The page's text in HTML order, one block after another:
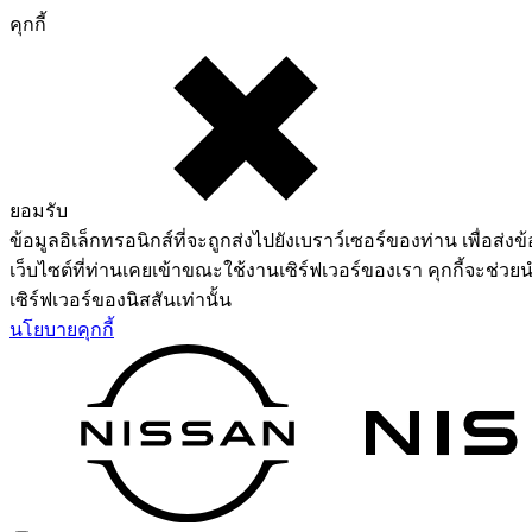
คุกกี้
ยอมรับ
ข้อมูลอิเล็กทรอนิกส์ที่จะถูกส่งไปยังเบราว์เซอร์ของท่าน เพื่อส่
เว็บไซต์ที่ท่านเคยเข้าขณะใช้งานเซิร์ฟเวอร์ของเรา คุกกี้จะช่
เซิร์ฟเวอร์ของนิสสันเท่านั้น
นโยบายคุกกี้